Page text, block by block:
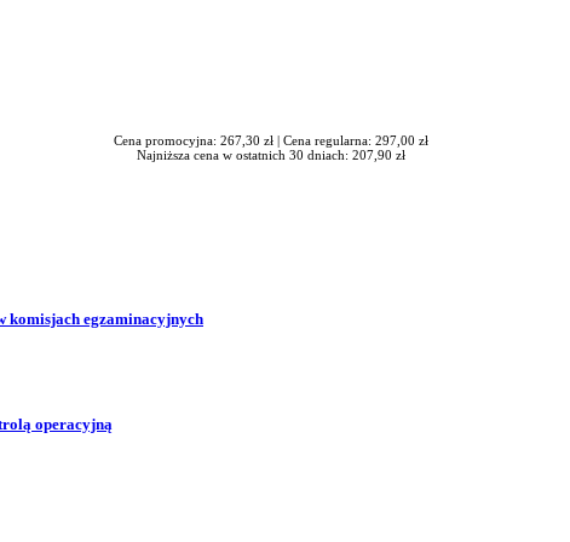
Cena promocyjna: 267,30 zł | Cena regularna: 297,00 zł
Najniższa cena w ostatnich 30 dniach: 207,90 zł
komisjach egzaminacyjnych
operacyjną